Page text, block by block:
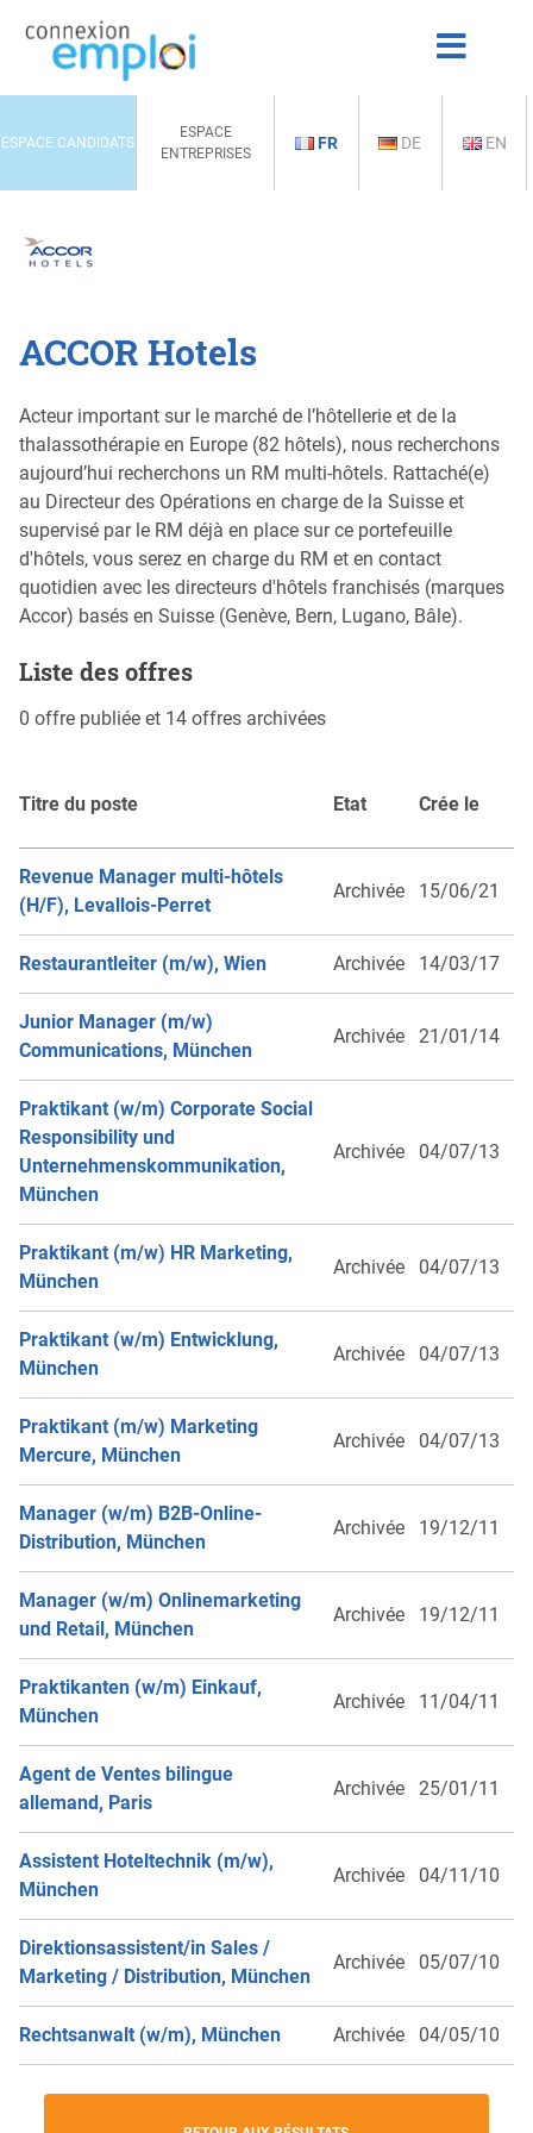
ESPACE CANDIDATS
ESPACE
ENTREPRISES
FR DE EN
ACCOR Hotels
Acteur important sur le marché de l’hôtellerie et de la
thalassothérapie en Europe (82 hôtels), nous recherchons
aujourd’hui recherchons un RM multi-hôtels. Rattaché(e)
au Directeur des Opérations en charge de la Suisse et
supervisé par le RM déjà en place sur ce portefeuille
d'hôtels, vous serez en charge du RM et en contact
quotidien avec les directeurs d'hôtels franchisés (marques
Accor) basés en Suisse (Genève, Bern, Lugano, Bâle).
Liste des offres
0 offre publiée et 14 offres archivées
Titre du poste Etat Crée le
Revenue Manager multi-hôtels
(H/F), Levallois-Perret
Archivée 15/06/21
Restaurantleiter (m/w), Wien Archivée 14/03/17
Junior Manager (m/w)
Communications, München
Archivée 21/01/14
Praktikant (w/m) Corporate Social
Responsibility und
Unternehmenskommunikation,
München
Archivée 04/07/13
Praktikant (m/w) HR Marketing,
München
Archivée 04/07/13
Praktikant (w/m) Entwicklung,
München
Archivée 04/07/13
Praktikant (m/w) Marketing
Mercure, München
Archivée 04/07/13
Manager (w/m) B2B-Online-
Distribution, München
Archivée 19/12/11
Manager (w/m) Onlinemarketing
und Retail, München
Archivée 19/12/11
Praktikanten (w/m) Einkauf,
München
Archivée 11/04/11
Agent de Ventes bilingue
allemand, Paris
Archivée 25/01/11
Assistent Hoteltechnik (m/w),
München
Archivée 04/11/10
Direktionsassistent/in Sales /
Marketing / Distribution, München
Archivée 05/07/10
Rechtsanwalt (w/m), München Archivée 04/05/10